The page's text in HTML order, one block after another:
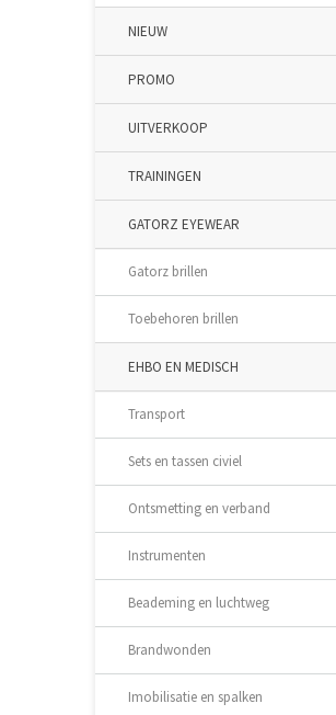
NIEUW
PROMO
UITVERKOOP
TRAININGEN
GATORZ EYEWEAR
Gatorz brillen
Toebehoren brillen
EHBO EN MEDISCH
Transport
Sets en tassen civiel
Ontsmetting en verband
Instrumenten
Beademing en luchtweg
Brandwonden
Imobilisatie en spalken